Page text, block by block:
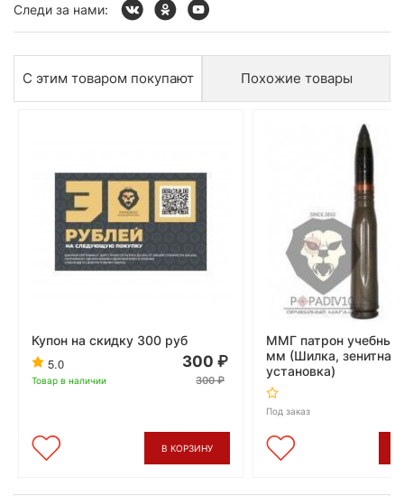
Следи за нами:
С этим товаром покупают Похожие товары
Купон на скидку 300 руб
5.0
Товар в наличии
300
300
В КОРЗИНУ
ММГ патрон
мм (Шилка, зенитная
установка)
Под заказ